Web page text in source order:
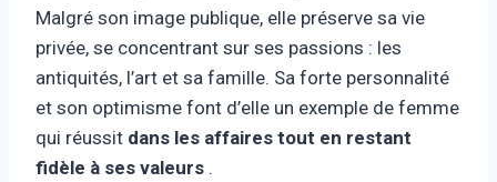
Malgré son image publique, elle préserve sa vie
privée, se concentrant sur ses passions : les
antiquités, l’art et sa famille. Sa forte personnalité
et son optimisme font d’elle un exemple de femme
qui réussit dans les affaires tout en restant
fidèle à ses valeurs .